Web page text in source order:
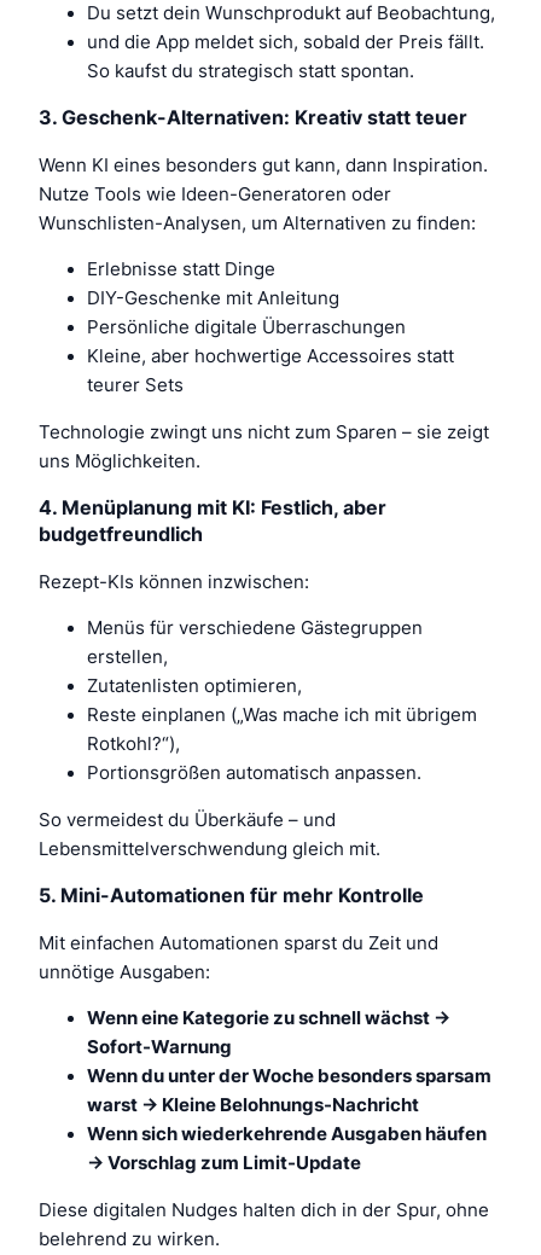
Du setzt dein Wunschprodukt auf Beobachtung,
und die App meldet sich, sobald der Preis fällt.
So kaufst du strategisch statt spontan.
3. Geschenk-Alternativen: Kreativ statt teuer
Wenn KI eines besonders gut kann, dann Inspiration.
Nutze Tools wie Ideen-Generatoren oder
Wunschlisten-Analysen, um Alternativen zu finden:
Erlebnisse statt Dinge
DIY-Geschenke mit Anleitung
Persönliche digitale Überraschungen
Kleine, aber hochwertige Accessoires statt
teurer Sets
Technologie zwingt uns nicht zum Sparen – sie zeigt
uns Möglichkeiten.
4. Menüplanung mit KI: Festlich, aber
budgetfreundlich
Rezept-KIs können inzwischen:
Menüs für verschiedene Gästegruppen
erstellen,
Zutatenlisten optimieren,
Reste einplanen („Was mache ich mit übrigem
Rotkohl?“),
Portionsgrößen automatisch anpassen.
So vermeidest du Überkäufe – und
Lebensmittelverschwendung gleich mit.
5. Mini-Automationen für mehr Kontrolle
Mit einfachen Automationen sparst du Zeit und
unnötige Ausgaben:
Wenn eine Kategorie zu schnell wächst →
Sofort-Warnung
Wenn du unter der Woche besonders sparsam
warst → Kleine Belohnungs-Nachricht
Wenn sich wiederkehrende Ausgaben häufen
→ Vorschlag zum Limit-Update
Diese digitalen Nudges halten dich in der Spur, ohne
belehrend zu wirken.